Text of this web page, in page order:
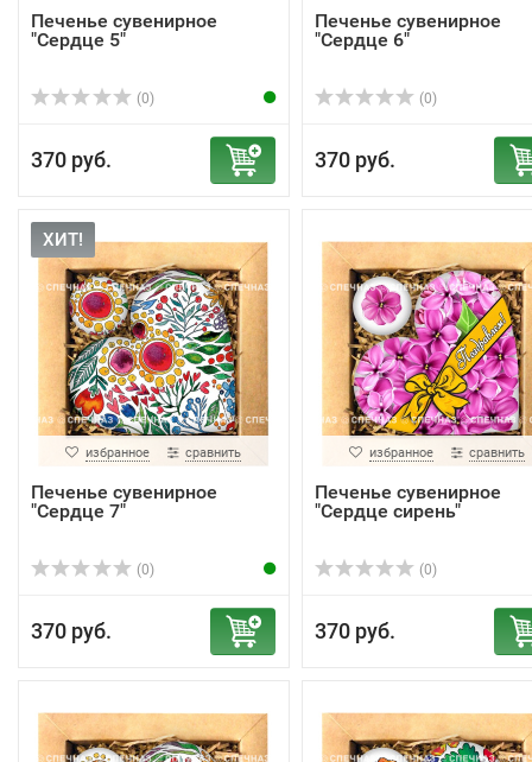
Печенье сувенирное
"Сердце 5"
(0)
370 руб.
Печенье сувенирное
"Сердце 6"
(0)
370 руб.
ХИТ!
избранное сравнить
Печенье сувенирное
"Сердце 7"
(0)
370 руб.
избранное сравнить
Печенье сувенирное
"Сердце сирень"
(0)
370 руб.